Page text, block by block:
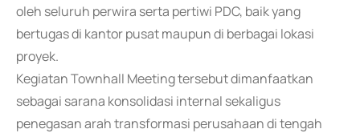
oleh seluruh perwira serta pertiwi PDC, baik yang
bertugas di kantor pusat maupun di berbagai lokasi
proyek.
Kegiatan Townhall Meeting tersebut dimanfaatkan
sebagai sarana konsolidasi internal sekaligus
penegasan arah transformasi perusahaan di tengah